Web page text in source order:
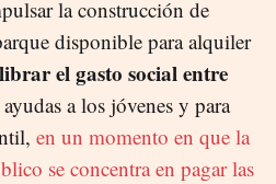
la construcción de
disponible para alquiler
el gasto social entre
a los jóvenes y para
en un momento en que la
se concentra en pagar las